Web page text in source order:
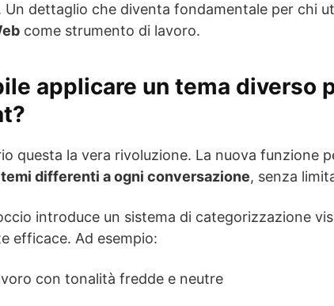
Un dettaglio che diventa fondamentale per chi
come strumento di lavoro.
applicare un tema diverso
questa la vera rivoluzione. La nuova funzione
temi differenti a ogni conversazione, senza
introduce un sistema di categorizzazione
efficace. Ad esempio:
con tonalità fredde e neutre